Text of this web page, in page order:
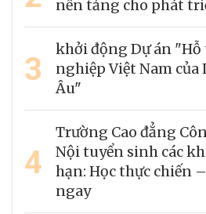
nền tảng cho phát
3
khởi động Dự án
nghiệp Việt Nam
Âu"
4
Trường Cao đẳng
Nội tuyển sinh các
hạn: Học thực chiến
ngay